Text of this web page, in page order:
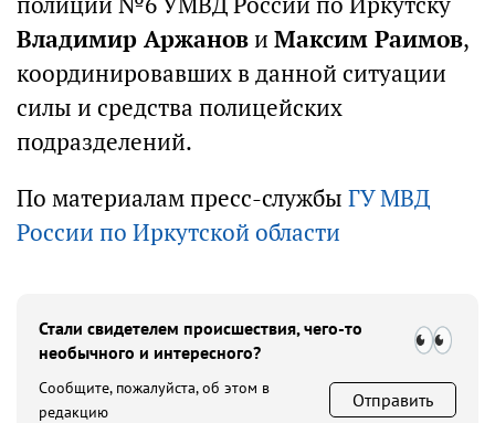
Владимир Аржанови Максим Раимов,
координировавших в данной ситуации
силы и средства полицейских
подразделений.
По материалам пресс-службы ГУ МВД
России по Иркутской области
Стали свидетелем происшествия, чего-то
необычного и интересного?
Сообщите, пожалуйста, об этом в
редакцию
Отправить